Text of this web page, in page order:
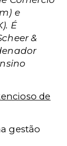
e
É
&
de
gestão